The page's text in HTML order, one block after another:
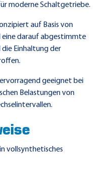
moderne Schaltgetriebe.
auf Basis von
eine darauf abgestimmte
Einhaltung der
geeignet bei
Belastungen von
vollsynthetisches